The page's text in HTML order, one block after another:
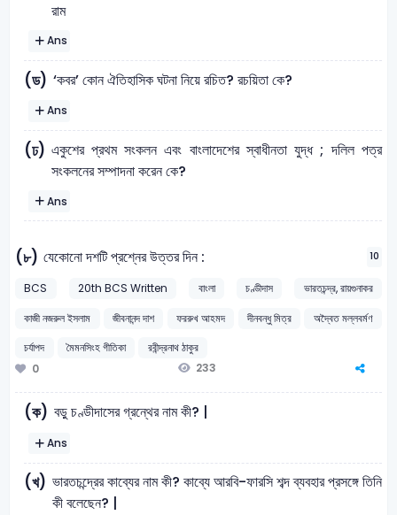
রাম
Ans
(ড) ‘কবর’ কোন ঐতিহাসিক ঘটনা নিয়ে রচিত? রচয়িতা কে?
Ans
(ঢ) একুশের প্রথম সংকলন এবং বাংলাদেশের স্বাধীনতা যুদ্ধ ; দলিল পত্র
সংকলনের সম্পাদনা করেন কে?
Ans
(৮) যেকোনাে দশটি প্রশ্নের উত্তর দিন : 10
BCS 20th BCS Written বাংলা চণ্ডীদাস
ভারতচন্দ্র, রায়গুনাকর
কাজী নজরুল ইসলাম
জীবনানন্দ দাশ ফররুখ আহমদ দীনবন্ধু মিত্র
অদ্বৈত মল্লবর্মণ
চর্যাপদ
মৈমনসিংহ গীতিকা
রবীন্দ্রনাথ ঠাকুর
0
233
(ক) বড়ু চণ্ডীদাসের গ্রন্থের নাম কী? |
Ans
(খ) ভারতচন্দ্রের কাব্যের নাম কী? কাব্যে আরবি-ফারসি শব্দ ব্যবহার প্রসঙ্গে তিনি
কী বলেছেন? |